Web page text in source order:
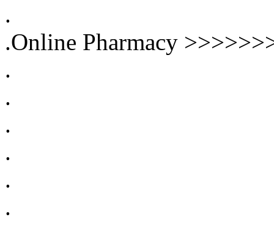
.
.Online Pharmacy
.
.
.
.
.
.